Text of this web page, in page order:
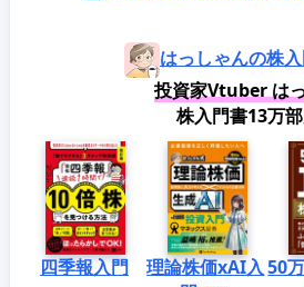
はっしゃんの株
投資家Vtuber は
株入門書13万部
四季報入門
理論株価xAI入50